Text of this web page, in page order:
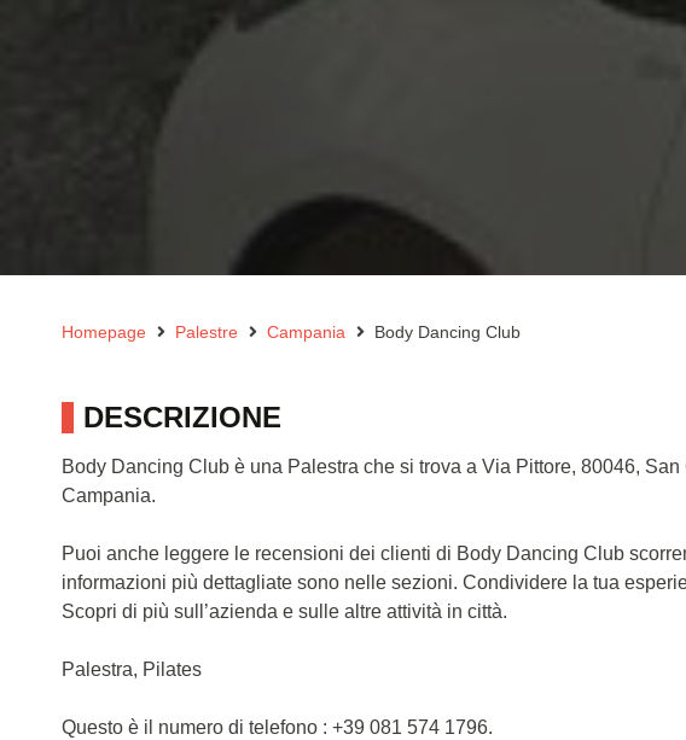
Homepage Palestre Campania Body Dancing Club
DESCRIZIONE
Body Dancing Club è una Palestra che si trova a Via Pittore, 80046,
Campania.
Puoi anche leggere le recensioni dei clienti di Body Dancing Club
informazioni più dettagliate sono nelle sezioni. Condividere la tua
Scopri di più sull’azienda e sulle altre attività in città.
Palestra, Pilates
Questo è il numero di telefono : +39 081 574 1796.